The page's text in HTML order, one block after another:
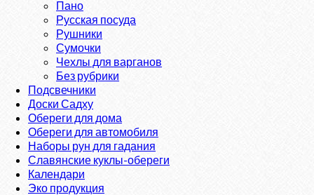
Пано
Русская посуда
Рушники
Сумочки
Чехлы для варганов
Без рубрики
Подсвечники
Доски Садху
Обереги для дома
Обереги для автомобиля
Наборы рун для гадания
Славянские куклы-обереги
Календари
Эко продукция